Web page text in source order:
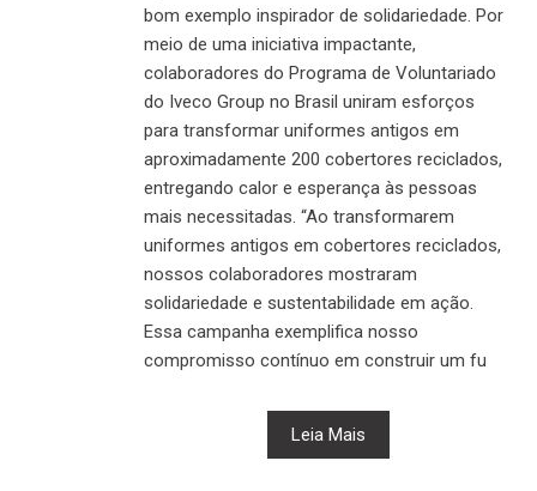
bom exemplo inspirador de solidariedade. Por
meio de uma iniciativa impactante,
colaboradores do Programa de Voluntariado
do Iveco Group no Brasil uniram esforços
para transformar uniformes antigos em
aproximadamente 200 cobertores reciclados,
entregando calor e esperança às pessoas
mais necessitadas. “Ao transformarem
uniformes antigos em cobertores reciclados,
nossos colaboradores mostraram
solidariedade e sustentabilidade em ação.
Essa campanha exemplifica nosso
compromisso contínuo em construir um fu
Leia Mais